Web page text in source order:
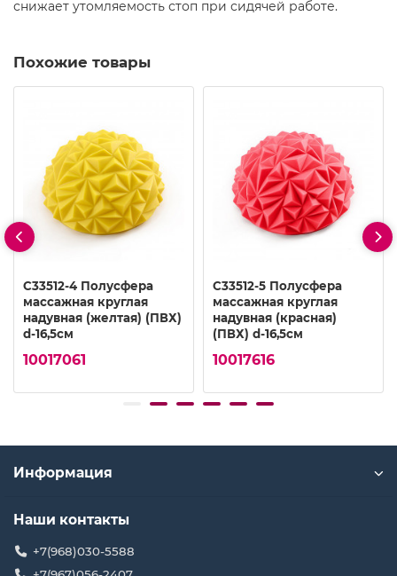
снижает утомляемость стоп при сидячей работе.
Похожие товары
C33512-4 Полусфера
массажная круглая
надувная (желтая) (ПВХ)
d-16,5см
10017061
C33512-5 Полусфера
массажная круглая
надувная (красная)
(ПВХ) d-16,5см
10017616
Информация
Наши контакты
+7(968)030-5588